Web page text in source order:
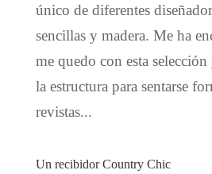
único de diferentes
sencillas y madera. Me ha
me quedo con esta
la estructura para sentarse
revistas...
Un recibidor Country Chic